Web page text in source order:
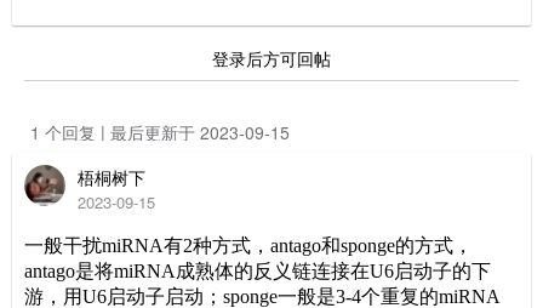
登录后方可回帖
1 个回复 | 最后更新于 2023-09-15
梧桐树下
2023-09-15
一般干扰miRNA有2种方式， antago和sponge的方式，
antago是将miRNA 成熟体的反义链连接在U6启动子的下
游，用U6启动子启动； sponge一般是3-4个重复的miRNA